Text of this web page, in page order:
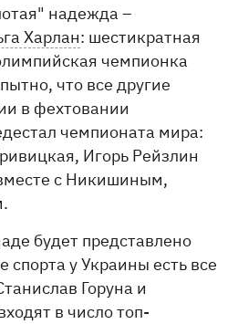
надежда –
Харлан: шестикратная
чемпионка
что все другие
в фехтовании
чемпионата мира:
Игорь Рейзлин
с Никишиным,
будет представлено
спорта у Украины есть все
Горуна и
в число топ-